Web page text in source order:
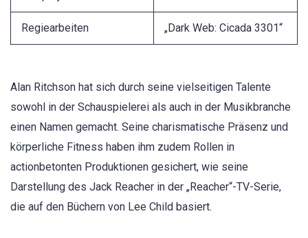
Regiearbeiten „Dark Web: Cicada 3301“
Alan Ritchson hat sich durch seine vielseitigen Talente
sowohl in der Schauspielerei als auch in der Musikbranche
einen Namen gemacht. Seine charismatische Präsenz und
körperliche Fitness haben ihm zudem Rollen in
actionbetonten Produktionen gesichert, wie seine
Darstellung des Jack Reacher in der „Reacher“-TV-Serie,
die auf den Büchern von Lee Child basiert.